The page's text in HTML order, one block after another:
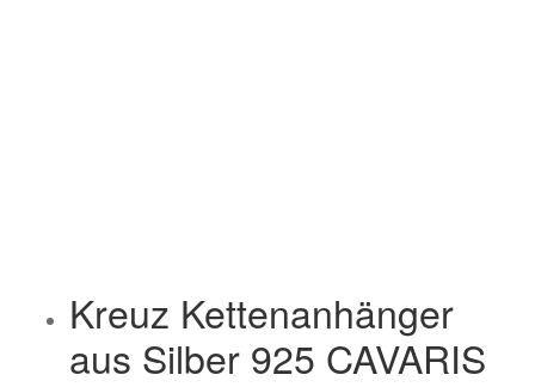
Kreuz Kettenanhänger
aus Silber 925 CAVARIS